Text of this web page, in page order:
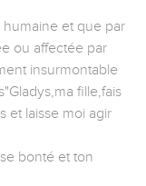
humaine et que par
ou affectée par
insurmontable
fille,fais
et laisse moi agir
bonté et ton